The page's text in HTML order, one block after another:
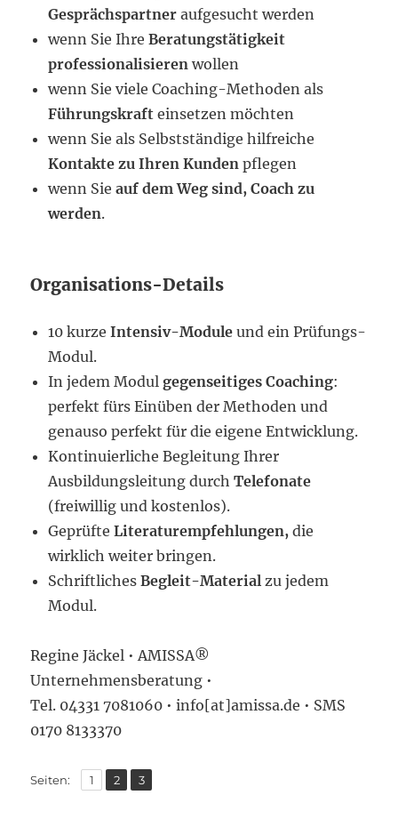
Gesprächspartner aufgesucht werden
wenn Sie IhreBeratungstätigkeit
professionalisieren wollen
wenn Sie viele Coaching-Methoden als
Führungskrafteinsetzen möchten
wenn Sie als Selbstständige hilfreiche
Kontakte zu Ihren Kunden pflegen
wenn Sieauf dem Weg sind, Coach zu
werden.
Organisations-Details
10 kurzeIntensiv-Module und ein Prüfungs-
Modul.
In jedem Modulgegenseitiges Coaching:
perfekt fürs Einüben der Methoden und
genauso perfekt für die eigene Entwicklung.
Kontinuierliche Begleitung Ihrer
Ausbildungsleitung durchTelefonate
(freiwillig und kostenlos).
GeprüfteLiteraturempfehlungen, die
wirklich weiter bringen.
SchriftlichesBegleit-Material zu jedem
Modul.
Regine Jäckel • AMISSA®
Unternehmensberatung •
Tel. 04331 7081060 • info[at]amissa.de • SMS
0170 8133370
Seiten: Seite
1 ,
Seite
2 ,
Seite
3